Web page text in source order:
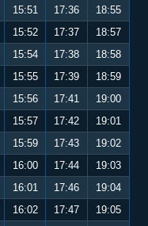
15:51 17:36
18:55
15:52 17:37
18:57
15:54 17:38
18:58
15:55 17:39
18:59
15:56 17:41
19:00
15:57 17:42
19:01
15:59 17:43
19:02
16:00 17:44
19:03
16:01 17:46
19:04
16:02 17:47
19:05